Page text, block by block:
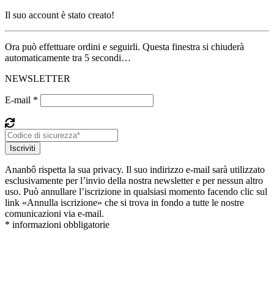
Il suo account è stato creato!
Ora può effettuare ordini e seguirli. Questa finestra si chiuderà
automaticamente tra 5 secondi…
NEWSLETTER
E-mail *
Iscriviti
Ananbô rispetta la sua privacy. Il suo indirizzo e-mail sarà utilizzato
esclusivamente per l’invio della nostra newsletter e per nessun altro
uso. Può annullare l’iscrizione in qualsiasi momento facendo clic sul
link «Annulla iscrizione» che si trova in fondo a tutte le nostre
comunicazioni via e-mail.
* informazioni obbligatorie